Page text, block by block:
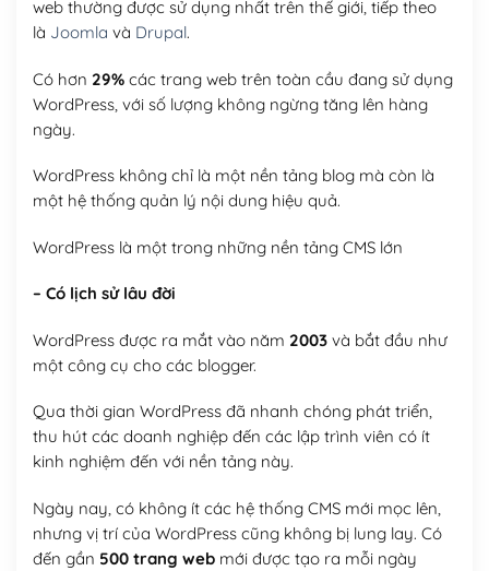
web thường được sử dụng nhất trên thế giới, tiếp theo
là Joomla và Drupal.
Có hơn 29%các trang web trên toàn cầu đang sử dụng
WordPress, với số lượng không ngừng tăng lên hàng
ngày.
WordPress không chỉ là một nền tảng blog mà còn là
một hệ thống quản lý nội dung hiệu quả.
WordPress là một trong những nền tảng CMS lớn
– Có lịch sử lâu đời
WordPress được ra mắt vào năm 2003và bắt đầu như
một công cụ cho các blogger.
Qua thời gian WordPress đã nhanh chóng phát triển,
thu hút các doanh nghiệp đến các lập trình viên có ít
kinh nghiệm đến với nền tảng này.
Ngày nay, có không ít các hệ thống CMS mới mọc lên,
nhưng vị trí của WordPress cũng không bị lung lay. Có
đến gần 500 trang webmới được tạo ra mỗi ngày